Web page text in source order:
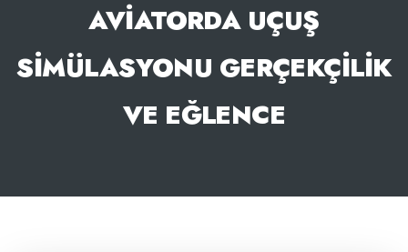
AVIATORDA UÇUŞ
SIMÜLASYONU GERÇEKÇILIK
VE EĞLENCE